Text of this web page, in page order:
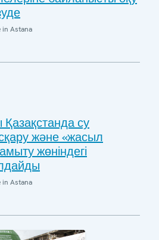
in Astana
су
және «жасыл
жөніндегі
in Astana